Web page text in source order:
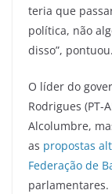
teria que
política, não
disso”, pontuou.
O líder do
Rodrigues (PT-
Alcolumbre,
as propostas
Federação de
parlamentares.